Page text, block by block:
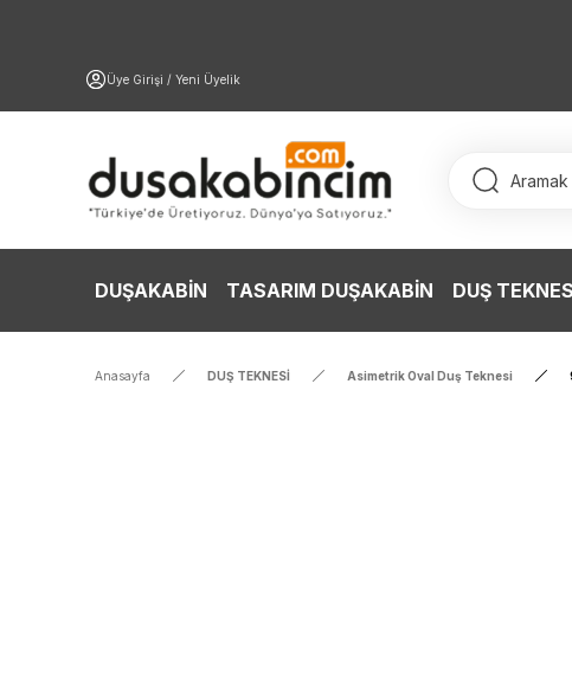
Üye Girişi / Yeni Üyelik
DUŞAKABİN TASARIM DUŞAKABİN DUŞ
Anasayfa DUŞ TEKNESİ Asimetrik Oval Duş Teknesi